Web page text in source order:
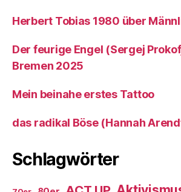
Herbert Tobias 1980 über
Der feurige Engel (Sergej
Bremen 2025
Mein beinahe erstes Tattoo
das radikal Böse (Hannah
Schlagwörter